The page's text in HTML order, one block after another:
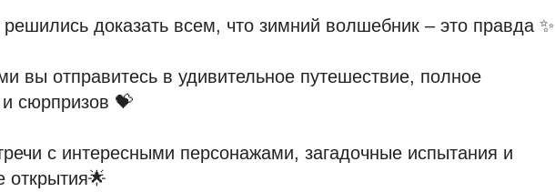
доказать всем, что зимний волшебник – это правда ✨
вы отправитесь в удивительное путешествие, полное
сюрпризов 💝
с интересными персонажами, загадочные испытания и
открытия🌟